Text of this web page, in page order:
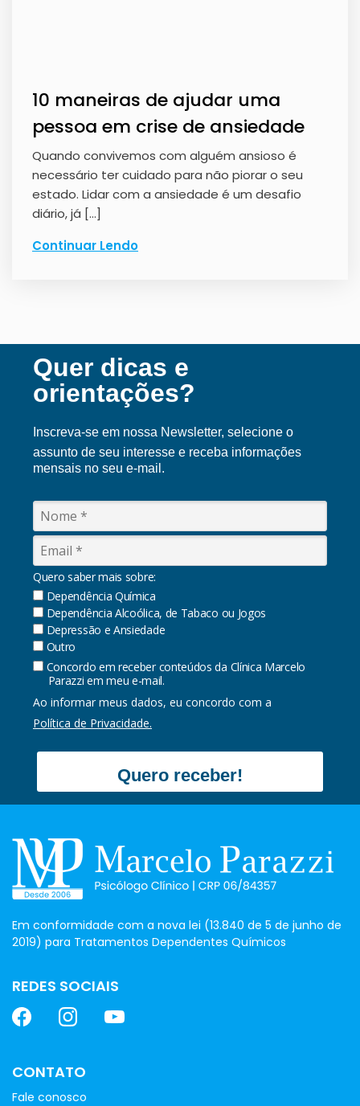
10 maneiras de ajudar uma
pessoa em crise de ansiedade
Quando convivemos com alguém ansioso é
necessário ter cuidado para não piorar o seu
estado. Lidar com a ansiedade é um desafio
diário, já […]
Continuar Lendo
Quer dicas e
orientações?
Inscreva-se em nossa Newsletter, selecione o
assunto de seu interesse e receba informações
mensais no seu e-mail.
Quero saber mais sobre:
Dependência Química
Dependência Alcoólica, de Tabaco ou Jogos
Depressão e Ansiedade
Outro
Concordo em receber conteúdos da Clínica Marcelo
Parazzi em meu e-mail.
Ao informar meus dados, eu concordo com a
Política de Privacidade.
Quero receber!
Em conformidade com a nova lei (13.840 de 5 de junho de
2019) para Tratamentos Dependentes Químicos
REDES SOCIAIS
CONTATO
Fale conosco